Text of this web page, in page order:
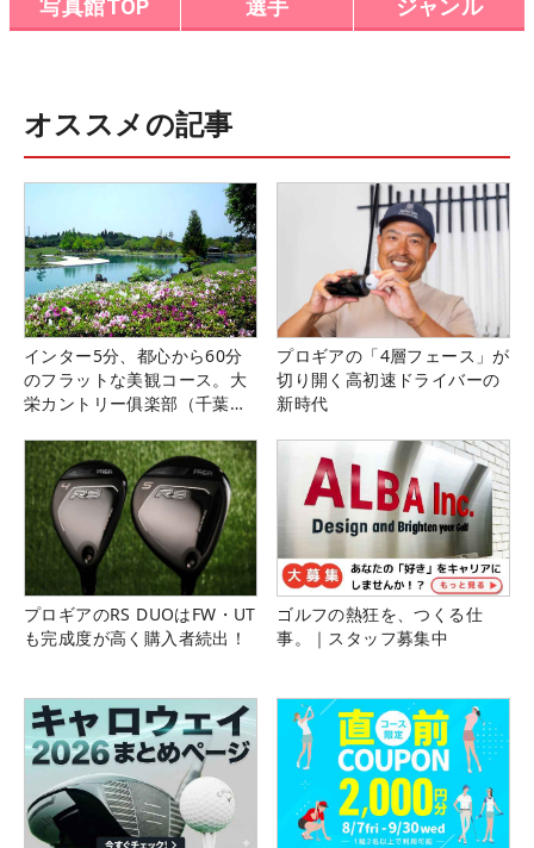
写真館TOP 選手 ジャンル
オススメの記事
インター5分、都心から60分
のフラットな美観コース。大
栄カントリー俱楽部（千葉
プロギアの「4層フェース」が
切り開く高初速ドライバーの
新時代
プロギアのRS DUOはFW・UT
も完成度が高く購入者続出！
ゴルフの熱狂を、つくる仕
事。｜スタッフ募集中